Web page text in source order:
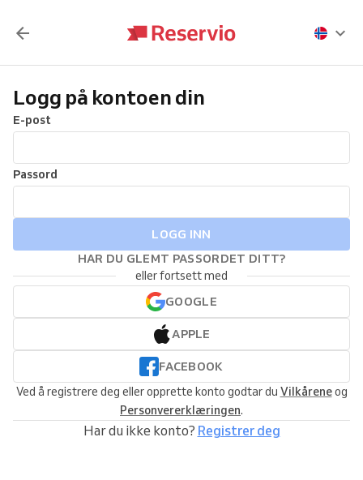
Logg på kontoen din
E-post
Passord
LOGG INN
HAR DU GLEMT PASSORDET DITT?
eller fortsett med
GOOGLE
APPLE
FACEBOOK
Ved å registrere deg eller opprette konto godtar du Vilkåreneog
Personvererklæringen.
Har du ikke konto? Registrer deg